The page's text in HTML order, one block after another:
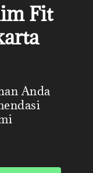
Fit
Anda